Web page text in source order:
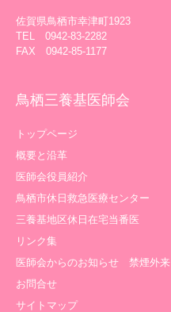
佐賀県鳥栖市幸津町1923
TEL 0942-83-2282
FAX 0942-85-1177
鳥栖三養基医師会
トップページ
概要と沿革
医師会役員紹介
鳥栖市休日救急医療センター
三養基地区休日在宅当番医
リンク集
医師会からのお知らせ 禁煙外来
お問合せ
サイトマップ